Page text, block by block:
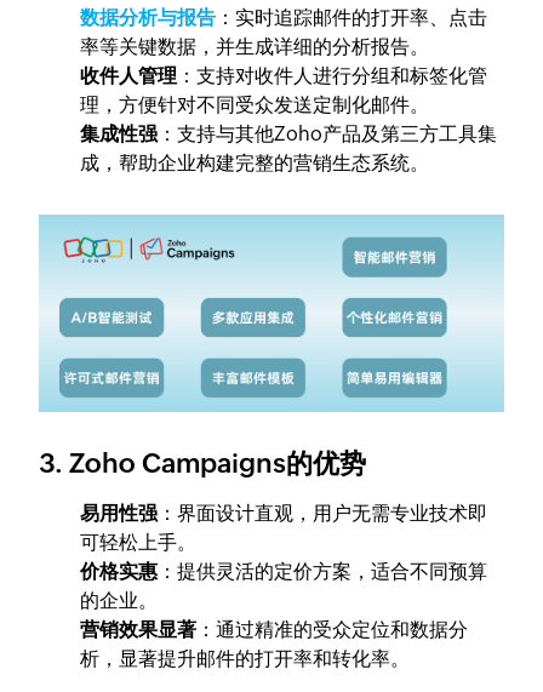
数据分析与报告 ：实时追踪邮件的打开率、点击
率等关键数据，并生成详细的分析报告。
收件人管理 ：支持对收件人进行分组和标签化管
理，方便针对不同受众发送定制化邮件。
集成性强 ：支持与其他Zoho产品及第三方工具集
成，帮助企业构建完整的营销生态系统。
3. Zoho Campaigns的优势
易用性强 ：界面设计直观，用户无需专业技术即
可轻松上手。
价格实惠 ：提供灵活的定价方案，适合不同预算
的企业。
营销效果显著 ：通过精准的受众定位和数据分
析，显著提升邮件的打开率和转化率。